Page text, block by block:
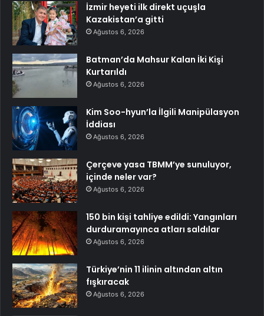
İzmir heyeti ilk direkt uçuşla
Kazakistan’a gitti
Ağustos 6, 2026
Batman’da Mahsur Kalan İki Kişi
Kurtarıldı
Ağustos 6, 2026
Kim Soo-hyun’la İlgili Manipülasyon
İddiası
Ağustos 6, 2026
Çerçeve yasa TBMM’ye sunuluyor,
içinde neler var?
Ağustos 6, 2026
150 bin kişi tahliye edildi: Yangınları
durduramayınca atları saldılar
Ağustos 6, 2026
Türkiye’nin 11 ilinin altından altın
fışkıracak
Ağustos 6, 2026